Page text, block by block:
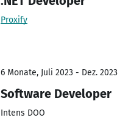
Proxify
6 Monate, Juli 2023 - Dez. 2023
Software Developer
Intens DOO